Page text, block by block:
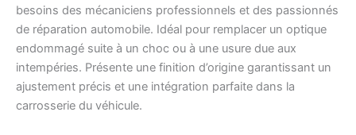
besoins des mécaniciens professionnels et des passionnés
de réparation automobile. Idéal pour remplacer un optique
endommagé suite à un choc ou à une usure due aux
intempéries. Présente une finition d’origine garantissant un
ajustement précis et une intégration parfaite dans la
carrosserie du véhicule.